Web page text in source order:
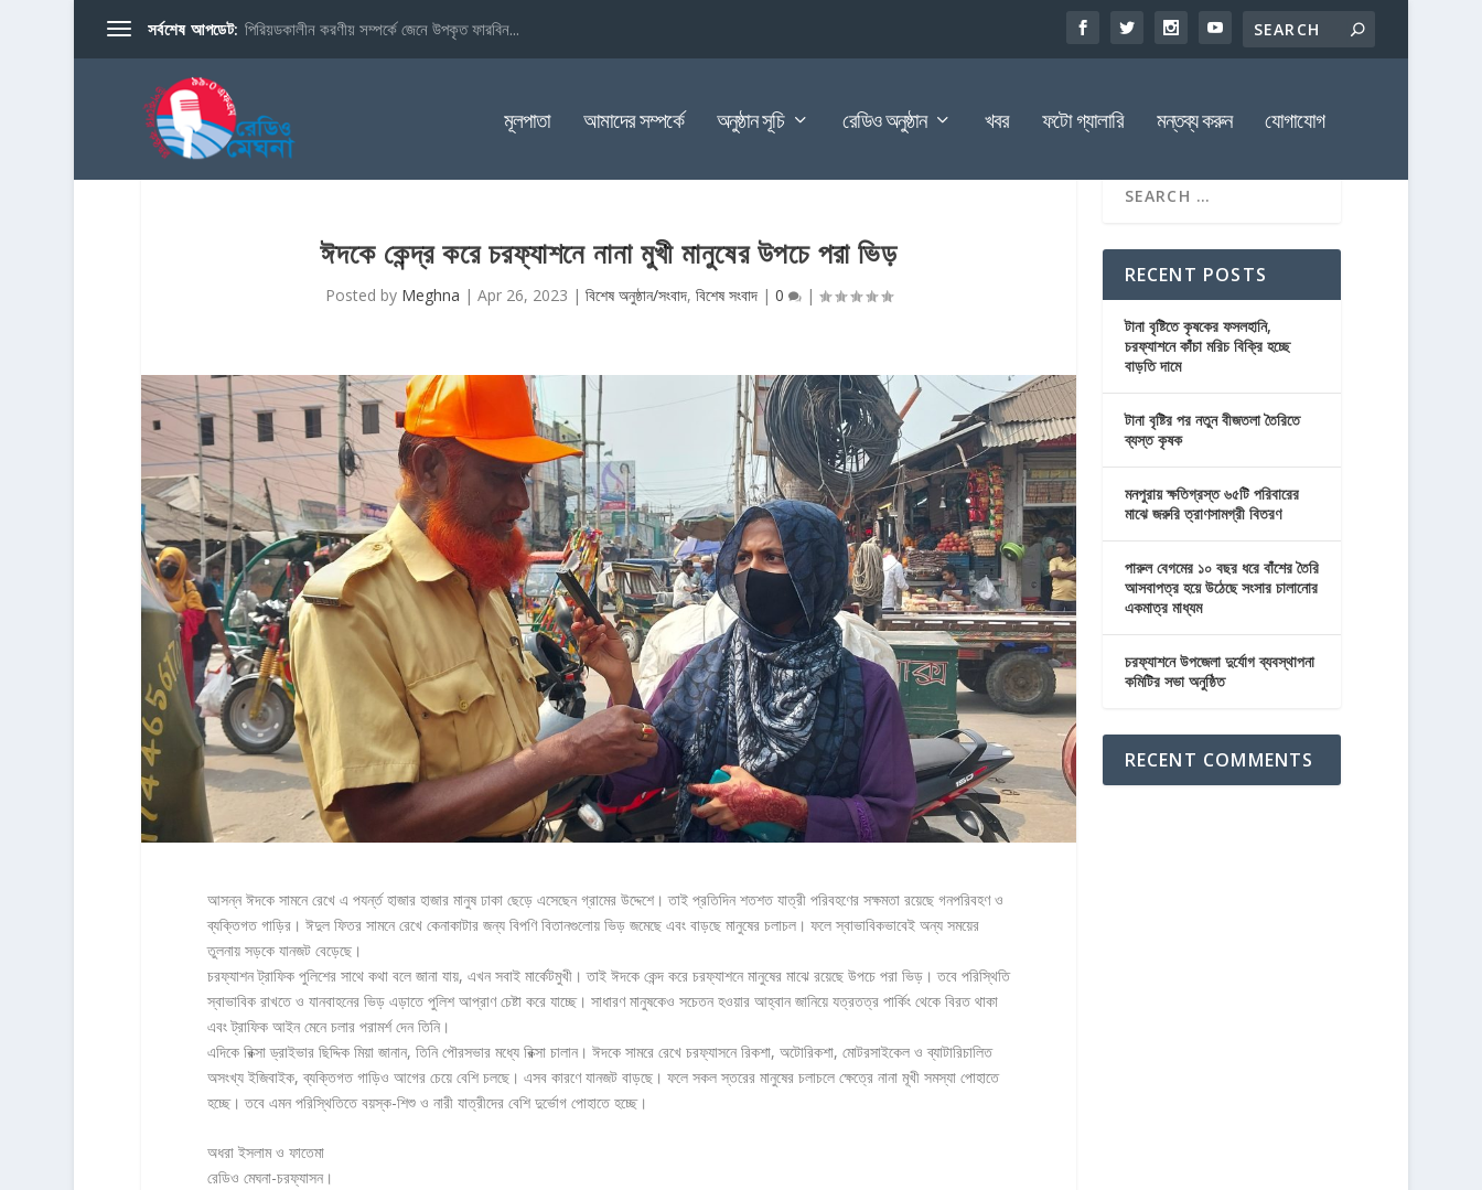
সর্বশেষ আপডেট: পিরিয়ডকালীন করণীয় সম্পর্কে জেনে উপকৃত ফারবিন...
মূলপাতা আমাদের সম্পর্কে অনুষ্ঠান সূচি রেডিও অনুষ্ঠান খবর ফটো গ্যালারি মন্তব্য করুন যোগাযোগ
ঈদকে কেন্দ্র করে চরফ্যাশনে নানা মুখী মানুষের উপচে পরা ভিড়
Posted by Meghna | Apr 26, 2023 | বিশেষ অনুষ্ঠান/সংবাদ, বিশেষ সংবাদ| 0 |
আসন্ন ঈদকে সামনে রেখে এ পযর্ন্ত হাজার হাজার মানুষ ঢাকা ছেড়ে এসেছেন গ্রামের উদ্দেশে। তাই প্রতিদিন শতশত যাত্রী পরিবহণের সক্ষমতা রয়েছে গনপরিবহণ ও
ব্যক্তিগত গাড়ির। ঈদুল ফিতর সামনে রেখে কেনাকাটার জন্য বিপণি বিতানগুলোয় ভিড় জমেছে এবং বাড়ছে মানুষের চলাচল। ফলে স্বাভাবিকভাবেই অন্য সময়ের
তুলনায় সড়কে যানজট বেড়েছে।
চরফ্যাশন ট্রাফিক পুলিশের সাথে কথা বলে জানা যায়, এখন সবাই মার্কেটমুখী। তাই ঈদকে কেন্দ করে চরফ্যাশনে মানুষের মাঝে রয়েছে উপচে পরা ভিড়। তবে পরিস্থিতি
স্বাভাবিক রাখতে ও যানবাহনের ভিড় এড়াতে পুলিশ আপ্রাণ চেষ্টা করে যাচ্ছে। সাধারণ মানুষকেও সচেতন হওয়ার আহ্বান জানিয়ে যত্রতত্র পার্কিং থেকে বিরত থাকা
এবং ট্রাফিক আইন মেনে চলার পরামর্শ দেন তিনি।
এদিকে রিক্সা ড্রাইভার ছিদ্দিক মিয়া জানান, তিনি পৌরসভার মধ্যে রিক্সা চালান। ঈদকে সামরে রেখে চরফ্যাসনে রিকশা, অটোরিকশা, মোটরসাইকেল ও ব্যাটারিচালিত
অসংখ্য ইজিবাইক, ব্যক্তিগত গাড়িও আগের চেয়ে বেশি চলছে। এসব কারণে যানজট বাড়ছে। ফলে সকল স্তরের মানুষের চলাচলে ক্ষেত্রে নানা মূখী সমস্যা পোহাতে
হচ্ছে। তবে এমন পরিস্থিতিতে বয়স্ক-শিশু ও নারী যাত্রীদের বেশি দুর্ভোগ পোহাতে হচ্ছে।
অধরা ইসলাম ও ফাতেমা
রেডিও মেঘনা-চরফ্যাসন।
RECENT POSTS
টানা বৃষ্টিতে কৃষকের ফসলহানি,
চরফ্যাশনে কাঁচা মরিচ বিক্রি হচ্ছে
বাড়তি দামে
টানা বৃষ্টির পর নতুন বীজতলা তৈরিতে
ব্যস্ত কৃষক
মনপুরায় ক্ষতিগ্রস্ত ৬৫টি পরিবারের
মাঝে জরুরি ত্রাণসামগ্রী বিতরণ
পারুল বেগমের ১০ বছর ধরে বাঁশের তৈরি
আসবাপত্র হয়ে উঠেছে সংসার চালানোর
একমাত্র মাধ্যম
চরফ্যাশনে উপজেলা দুর্যোগ ব্যবস্থাপনা
কমিটির সভা অনুষ্ঠিত
RECENT COMMENTS